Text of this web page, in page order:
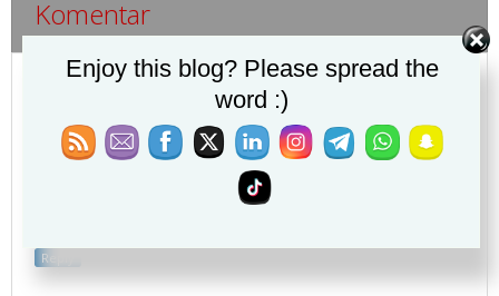
Komentar
Response (1)
anm"ala dig till binance berkata:
21 Juli 2026 pukul 16:33
Thanks for sharing. I read many of your blog posts, cool,
Reply
Enjoy this blog? Please spread the
word :)